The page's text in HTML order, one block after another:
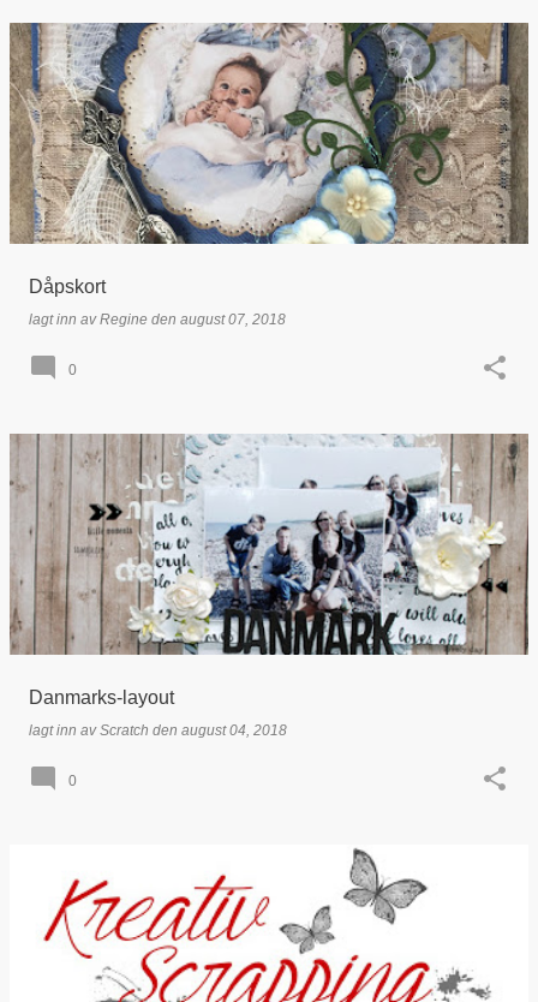
Dåpskort
lagt inn avRegine den august 07, 2018
0
Danmarks-layout
lagt inn avScratch den august 04, 2018
0